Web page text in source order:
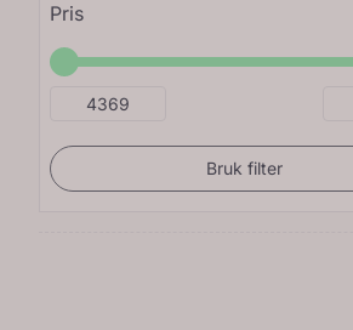
Pris
Bruk filter